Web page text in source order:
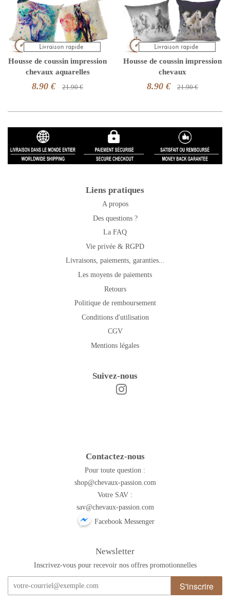
Housse de coussin impression
chevaux aquarelles
8.90 € 21.90 €
Housse de coussin impression
chevaux
8.90 € 21.90 €
Liens pratiques
A propos
Des questions ?
La FAQ
Vie privée & RGPD
Livraisons, paiements, garanties...
Les moyens de paiements
Retours
Politique de remboursement
Conditions d'utilisation
CGV
Mentions légales
Suivez-nous
Facebook
Contactez-nous
Pour toute question :
shop@chevaux-passion.com
Votre SAV :
sav@chevaux-passion.com
Facebook Messenger
Newsletter
Inscrivez-vous pour recevoir nos offres promotionnelles
S'inscrire